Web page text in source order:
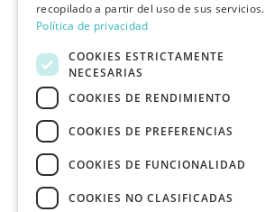
recopilado a partir del uso de sus servicios.
Política de privacidad
COOKIES ESTRICTAMENTE
NECESARIAS
COOKIES DE RENDIMIENTO
COOKIES DE PREFERENCIAS
COOKIES DE FUNCIONALIDAD
COOKIES NO CLASIFICADAS